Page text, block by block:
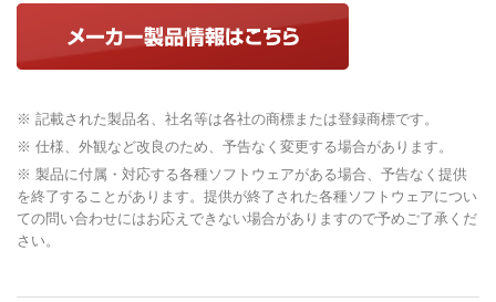
※ 記載された製品名、社名等は各社の商標または登録商標です。
※ 仕様、外観など改良のため、予告なく変更する場合があります。
※ 製品に付属・対応する各種ソフトウェアがある場合、予告なく提供
を終了することがあります。提供が終了された各種ソフトウェアについ
ての問い合わせにはお応えできない場合がありますので予めご了承くだ
さい。